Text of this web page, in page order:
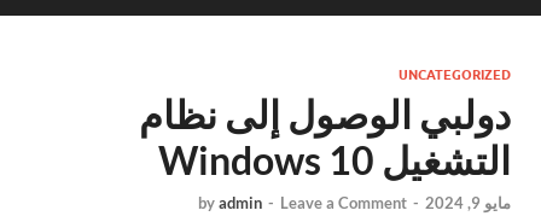
UNCATEGORIZED
دولبي الوصول إلى نظام
التشغيل Windows 10
مايو 9, 2024 -
byadmin - Leave a Comment